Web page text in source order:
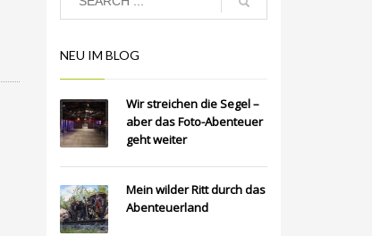
NEU IM BLOG
Wir streichen die Segel –
aber das Foto-Abenteuer
geht weiter
Mein wilder Ritt durch das
Abenteuerland